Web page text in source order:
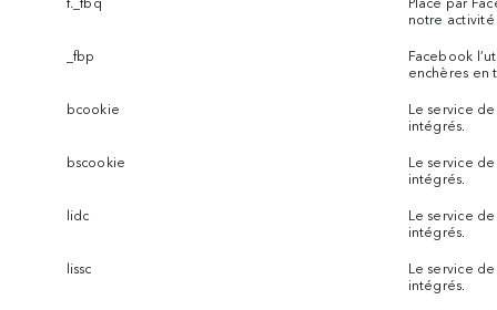
notre
_fbp
Facebook
enchères en
bcookie
Le service
intégrés.
bscookie
Le service
intégrés.
lidc
Le service
intégrés.
lissc
Le service
intégrés.